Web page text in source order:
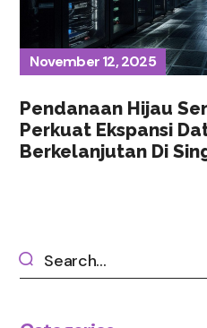
November 12, 2025
Pendanaan Hijau
Perkuat Ekspansi
Berkelanjutan Di